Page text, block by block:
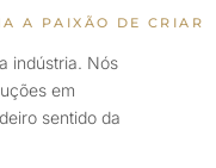
A PAIXÃO DE CRIAR
indústria. Nós
em
sentido da